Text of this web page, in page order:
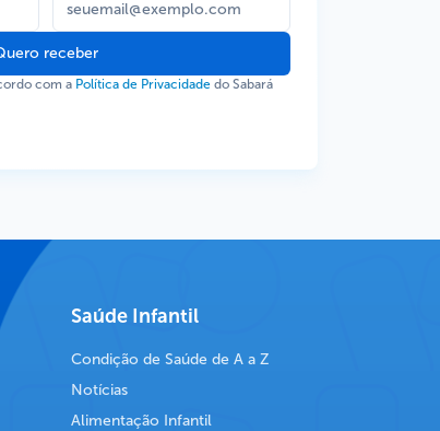
receber
com a Política de Privacidade do Sabará
Saúde Infantil
Condição de Saúde de A a Z
Notícias
Alimentação Infantil